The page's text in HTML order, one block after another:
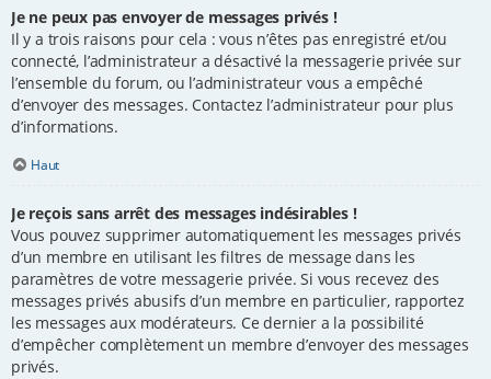
Je ne peux pas envoyer de messages privés !
Il y a trois raisons pour cela : vous n’êtes pas enregistré et/ou
connecté, l’administrateur a désactivé la messagerie privée sur
l’ensemble du forum, ou l’administrateur vous a empêché
d’envoyer des messages. Contactez l’administrateur pour plus
d’informations.
Haut
Je reçois sans arrêt des messages indésirables !
Vous pouvez supprimer automatiquement les messages privés
d’un membre en utilisant les filtres de message dans les
paramètres de votre messagerie privée. Si vous recevez des
messages privés abusifs d’un membre en particulier, rapportez
les messages aux modérateurs. Ce dernier a la possibilité
d’empêcher complètement un membre d’envoyer des messages
privés.